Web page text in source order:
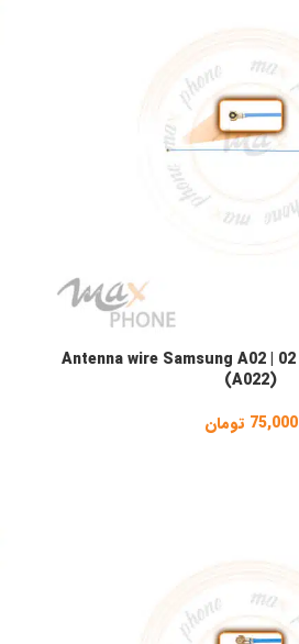
سیم آنتن سامسونگ آ 02 | Antenna wire Samsung A02
(A022)
75,000 تومان